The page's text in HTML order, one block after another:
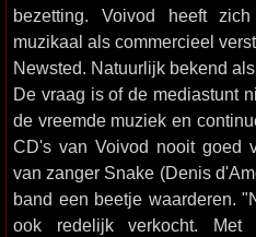
bezetting. Voivod heeft
muzikaal als commercieel
Newsted. Natuurlijk bekend
De vraag is of de mediastunt
de vreemde muziek en
CD's van Voivod nooit goed
van zanger Snake (Denis
band een beetje waarderen.
ook redelijk verkocht.